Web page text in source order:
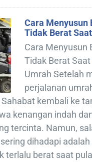
Cara Menyusun
Tidak Berat
Cara Menyusun
Tidak Berat
Umrah Setelah
perjalanan
kembali ke
kenangan indah
tercinta. Namun,
dihadapi
terlalu berat saat